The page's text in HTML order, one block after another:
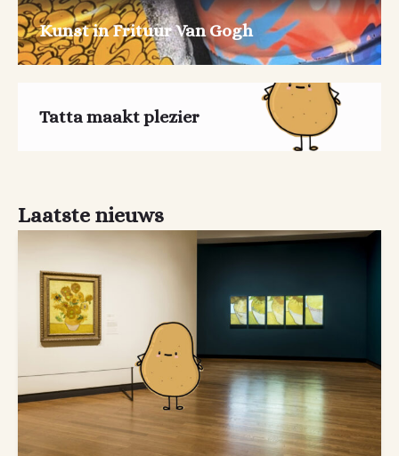
Kunst in Frituur Van Gogh
Tatta maakt plezier
Laatste nieuws